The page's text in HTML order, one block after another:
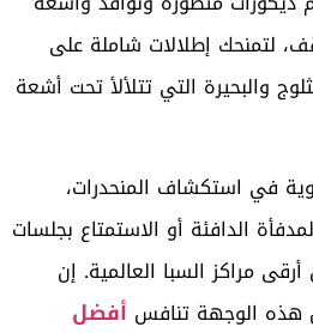
لتمنحك إطلالات شاملة على
والبحيرة التي تتلألأ تحت أشعة
في استكشاف المنحدرات،
الدافئة أو الاستمتاع بجلسات
مراكز السبا العالمية. إن
هذه الوجهة تنافس أفضل